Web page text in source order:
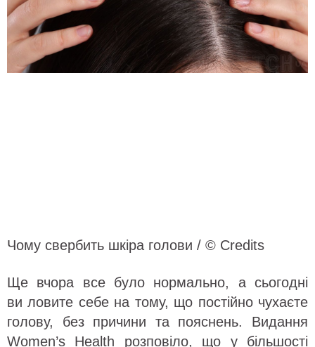
Чому свербить шкіра голови / © Credits
Ще вчора все було нормально, а сьогодні
ви ловите себе на тому, що постійно чухаєте
голову, без причини та пояснень. Видання
Women’s Health розповіло, що у більшості